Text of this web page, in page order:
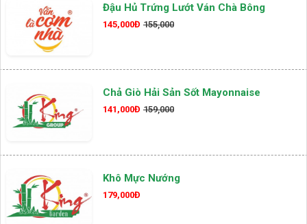
Đậu Hủ Trứng Lướt Ván Chà Bông
145,000Đ 155,000
Chả Giò Hải Sản Sốt Mayonnaise
141,000Đ 159,000
Khô Mực Nướng
179,000Đ